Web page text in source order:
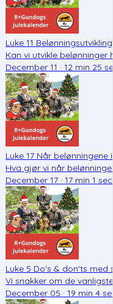
Luke 11 Belønningsutvikling
Kan vi utvikle belønninger
December 11 · 12 min 25
Luke 17 Når belønningene
Hva gjør vi når
December 17 · 17 min 1 sec
Luke 5 Do's & don'ts med
Vi snakker om de
December 05 · 19 min 4